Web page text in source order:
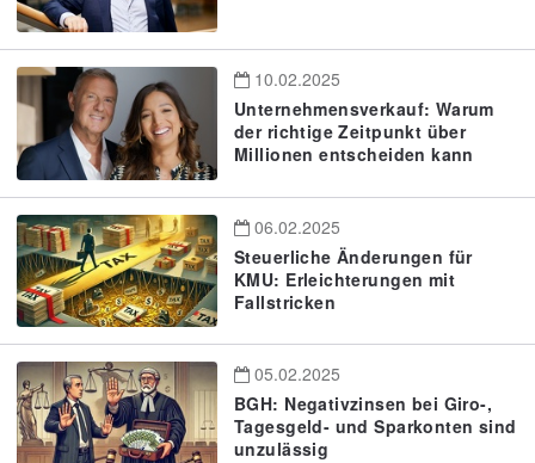
10.02.2025
Unternehmensverkauf: Warum
der richtige Zeitpunkt über
Millionen entscheiden kann
06.02.2025
Steuerliche Änderungen für
KMU: Erleichterungen mit
Fallstricken
05.02.2025
BGH: Negativzinsen bei Giro-,
Tagesgeld- und Sparkonten sind
unzulässig